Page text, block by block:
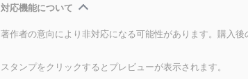
対応機能について
著作者の意向により非対応になる可能性があります。購入後
スタンプをクリックするとプレビューが表示されます。